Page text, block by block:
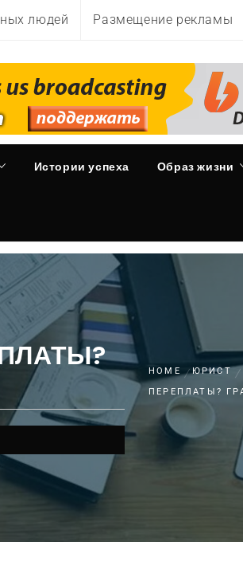
людей Размещение рекламы
Истории успеха Образ жизни
HOME ЮРИСТ
ПЕРЕПЛАТЫ?